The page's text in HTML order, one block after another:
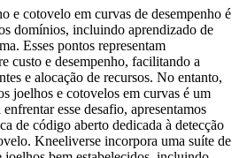
e cotovelo em curvas de desempenho é
domínios, incluindo aprendizado de
Esses pontos representam
custo e desempenho, facilitando a
e alocação de recursos. No entanto,
joelhos e cotovelos em curvas é um
esse desafio, apresentamos
de código aberto dedicada à detecção
Kneeliverse incorpora uma suíte de